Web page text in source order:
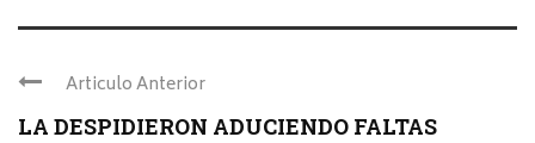
Articulo Anterior
LA DESPIDIERON ADUCIENDO FALTAS